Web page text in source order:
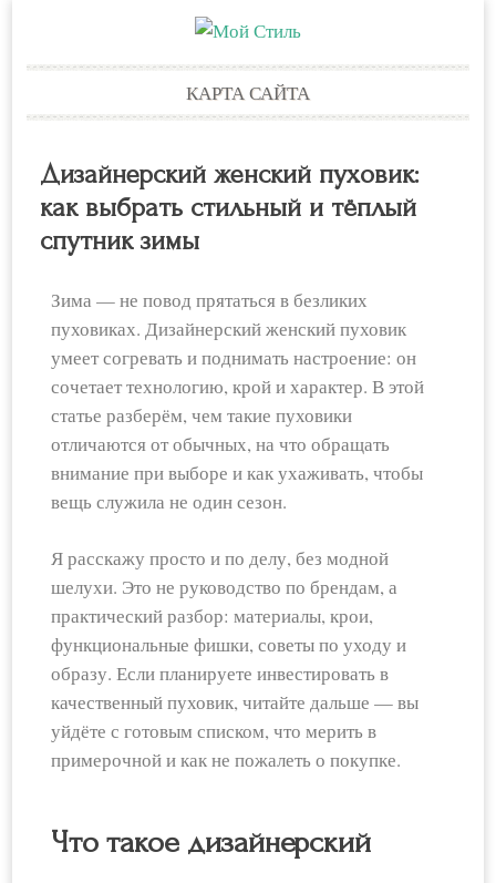
to
КАРТА САЙТА
Дизайнерский женский пуховик:
как выбрать стильный и тёплый
спутник зимы
Зима — не повод прятаться в безликих
пуховиках. Дизайнерский женский пуховик
умеет согревать и поднимать настроение: он
сочетает технологию, крой и характер. В этой
статье разберём, чем такие пуховики
отличаются от обычных, на что обращать
внимание при выборе и как ухаживать, чтобы
вещь служила не один сезон.
Я расскажу просто и по делу, без модной
шелухи. Это не руководство по брендам, а
практический разбор: материалы, крои,
функциональные фишки, советы по уходу и
образу. Если планируете инвестировать в
качественный пуховик, читайте дальше — вы
уйдёте с готовым списком, что мерить в
примерочной и как не пожалеть о покупке.
Что такое дизайнерский